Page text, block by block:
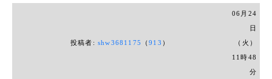
ウエスト 67～70ｃｍ
投稿者: shw3681175 （913 ）
06月24
日
（火）
11時48
分